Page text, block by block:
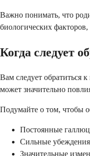
Важно понимать, что
биологических
Когда следует
Вам следует обратиться
может значительно
Подумайте о том, чтобы
Постоянные
Сильные
Значительные